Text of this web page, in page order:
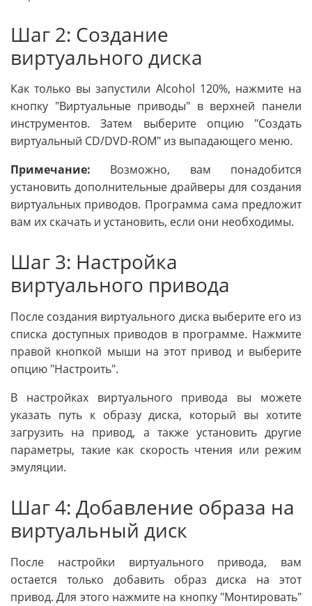
Шаг 2: Создание
виртуального диска
Как только вы запустили Alcohol 120%, нажмите на
кнопку "Виртуальные приводы" в верхней панели
инструментов. Затем выберите опцию "Создать
виртуальный CD/DVD-ROM" из выпадающего меню.
Примечание: Возможно, вам понадобится
установить дополнительные драйверы для создания
виртуальных приводов. Программа сама предложит
вам их скачать и установить, если они необходимы.
Шаг 3: Настройка
виртуального привода
После создания виртуального диска выберите его из
списка доступных приводов в программе. Нажмите
правой кнопкой мыши на этот привод и выберите
опцию "Настроить".
В настройках виртуального привода вы можете
указать путь к образу диска, который вы хотите
загрузить на привод, а также установить другие
параметры, такие как скорость чтения или режим
эмуляции.
Шаг 4: Добавление образа на
виртуальный диск
После настройки виртуального привода, вам
остается только добавить образ диска на этот
привод. Для этого нажмите на кнопку "Монтировать"